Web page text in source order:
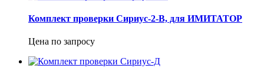
Комплект проверки Сириус-2-В, для ИМИТАТОР
Цена по запросу